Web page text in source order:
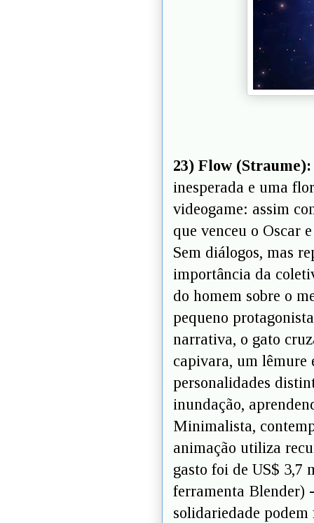
23) Flow (Straume):
inesperada e uma
videogame: assim
que venceu o Oscar
Sem diálogos, mas
importância da
do homem sobre o
pequeno
narrativa, o gato
capivara, um lêmure
personalidades
inundação,
Minimalista,
animação utiliza
gasto foi de US$ 3,7
ferramenta Blender)
solidariedade